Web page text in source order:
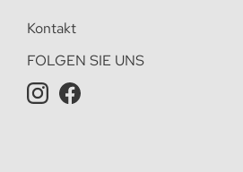
Kontakt
FOLGEN SIE UNS